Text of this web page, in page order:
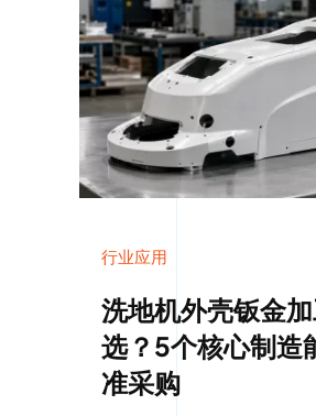
行业应用
洗地机外壳钣金
选？5个核心制造
准采购